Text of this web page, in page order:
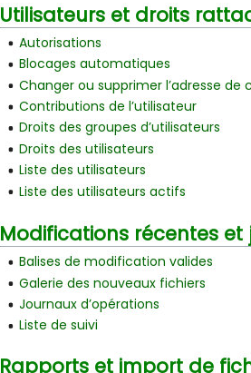
Utilisateurs et droits
Autorisations
Blocages automatiques
Changer ou supprimer l’adresse de
Contributions de l’utilisateur
Droits des groupes d’utilisateurs
Droits des utilisateurs
Liste des utilisateurs
Liste des utilisateurs actifs
Modifications récentes et
Balises de modification valides
Galerie des nouveaux fichiers
Journaux d’opérations
Liste de suivi
Rapports et import de